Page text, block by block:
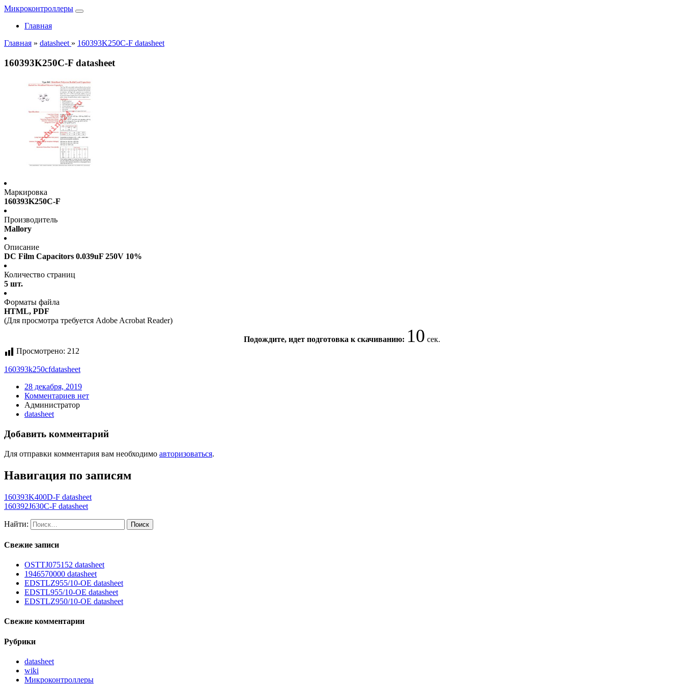
Микроконтроллеры
Главная
Главная » datasheet » 160393K250C-F datasheet
160393K250C-F datasheet
Маркировка
160393K250C-F
Производитель
Mallory
Описание
DC Film Capacitors 0.039uF 250V 10%
Количество страниц
5 шт.
Форматы файла
HTML, PDF
(Для просмотра требуется Adobe Acrobat Reader)
Подождите, идет подготовка к скачиванию: 10 сек.
Просмотрено: 212
160393k250cfdatasheet
28 декабря, 2019
Комментариев нет
Администратор
datasheet
Добавить комментарий
Для отправки комментария вам необходимо авторизоваться.
Навигация по записям
160393K400D-F datasheet
160392J630C-F datasheet
Найти:
Свежие записи
OSTTJ075152 datasheet
1946570000 datasheet
EDSTLZ955/10-OE datasheet
EDSTL955/10-OE datasheet
EDSTLZ950/10-OE datasheet
Свежие комментарии
Рубрики
datasheet
wiki
Микроконтроллеры